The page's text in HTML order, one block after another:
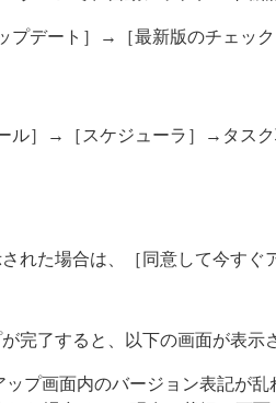
プデート］→［最新版のチェッ
ル］→［スケジューラ］→タス
れた場合は、［同意して今す
完了すると、以下の画面が表
プ画面内のバージョン表記が